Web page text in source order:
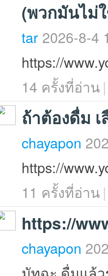
(พวกมันไม่
tar 2026-8-4
https://
14 ครั้งที่อ่าน |
ถ้าต้องดื่ม
chayapon
https://
11 ครั้งที่อ่าน |
https://
chayapon